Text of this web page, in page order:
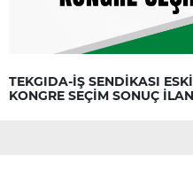
TEKGIDA-İŞ SENDİKASI
KONGRE SEÇİM SONUÇ